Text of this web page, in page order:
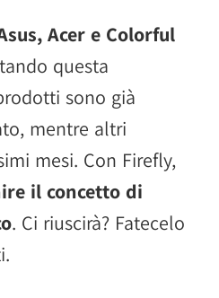
Acer e Colorful
questa
sono già
mentre altri
mesi. Con Firefly,
il concetto di
. Ci riuscirà? Fatecelo